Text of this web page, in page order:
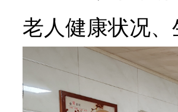
老人健康状况